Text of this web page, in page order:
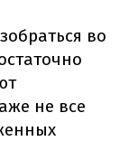
во
не все